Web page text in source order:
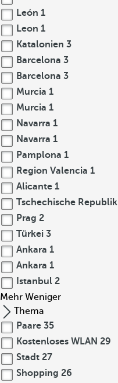
León 1
Leon 1
Katalonien 3
Barcelona 3
Barcelona 3
Murcia 1
Murcia 1
Navarra 1
Navarra 1
Pamplona 1
Region Valencia 1
Alicante 1
Tschechische Republik
Prag 2
Türkei 3
Ankara 1
Ankara 1
Istanbul 2
Mehr Weniger
Thema
Paare 35
Kostenloses WLAN 29
Stadt 27
Shopping 26